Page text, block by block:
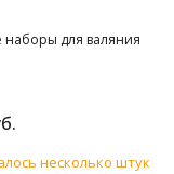
наборы для валяния
несколько штук